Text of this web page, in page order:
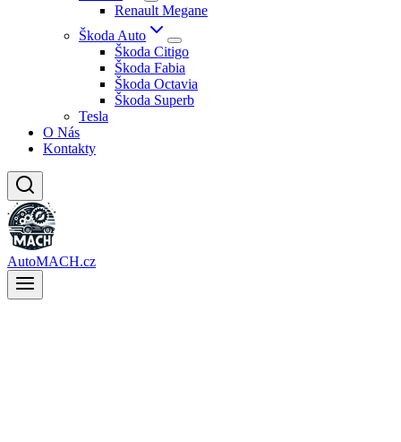
Renault Megane
Škoda Auto
Škoda Citigo
Škoda Fabia
Škoda Octavia
Škoda Superb
Tesla
O Nás
Kontakty
AutoMACH.cz